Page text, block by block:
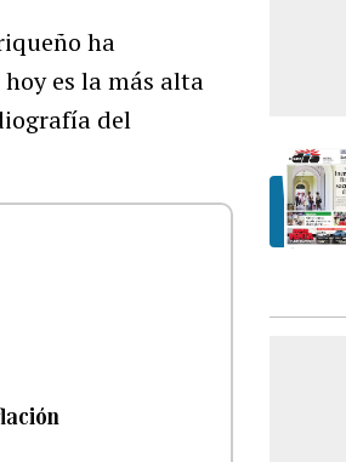
ha
es la más alta
del